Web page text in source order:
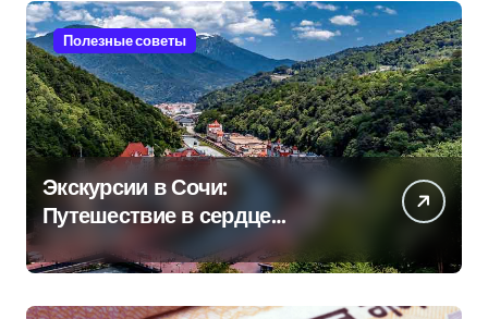
Полезные советы
Экскурсии в Сочи:
Путешествие в сердце
Черноморского курорта